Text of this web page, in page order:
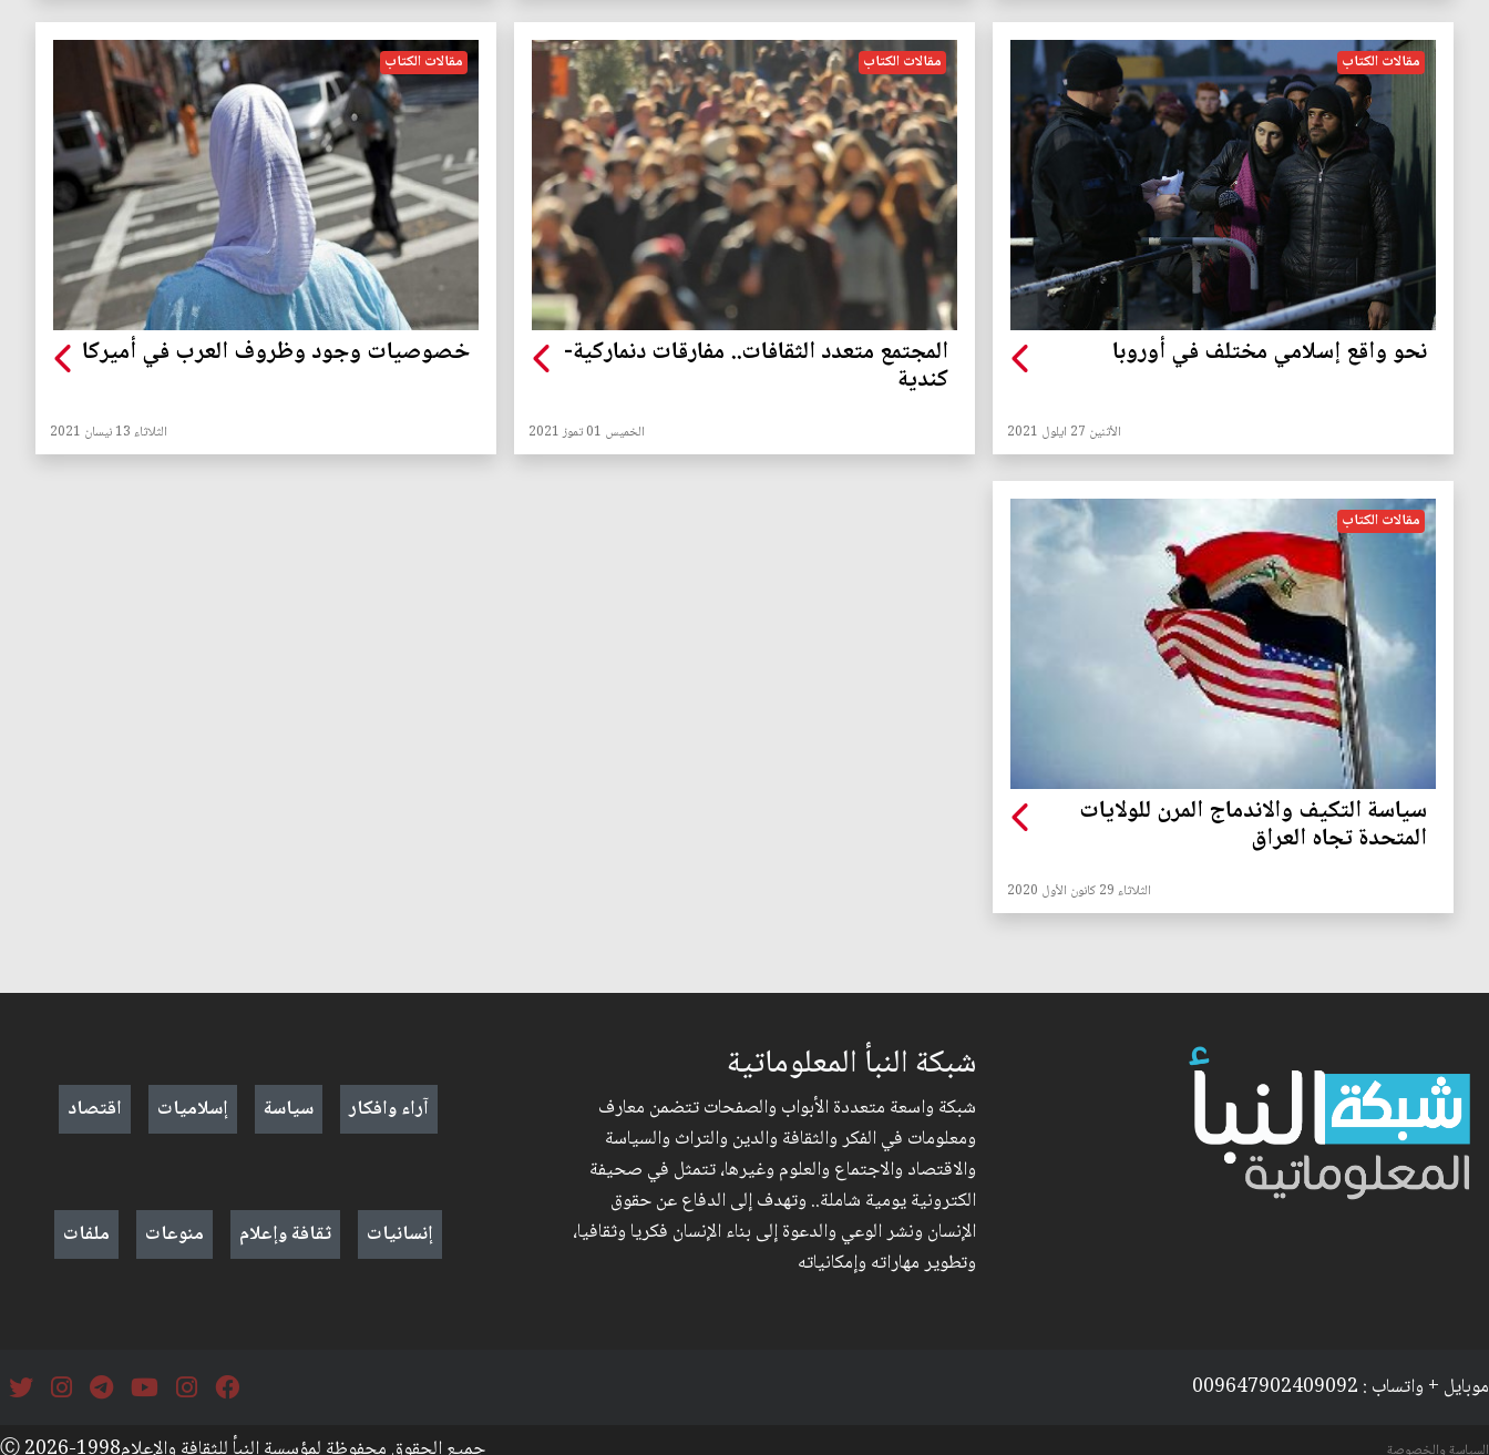
مقالات الكتاب
نحو واقع إسلامي مختلف في أوروبا
الأثنين 27 ايلول 2021
مقالات الكتاب
المجتمع متعدد الثقافات.. مفارقات دنماركية-
كندية
الخميس 01 تموز 2021
مقالات الكتاب
خصوصيات وجود وظروف العرب في أميركا
الثلاثاء 13 نيسان 2021
مقالات الكتاب
سياسة التكيف والاندماج المرن للولايات
المتحدة تجاه العراق
الثلاثاء 29 كانون الأول 2020
شبكة النبأ المعلوماتية
شبكة واسعة متعددة الأبواب والصفحات تتضمن معارف
ومعلومات في الفكر والثقافة والدين والتراث والسياسة
والاقتصاد والاجتماع والعلوم وغيرها، تتمثل في صحيفة
الكترونية يومية شاملة.. وتهدف إلى الدفاع عن حقوق
الإنسان ونشر الوعي والدعوة إلى بناء الإنسان فكريا وثقافيا،
وتطوير مهاراته وإمكانياته
آراء وافكار سياسة إسلاميات اقتصاد
إنسانيات ثقافة وإعلام منوعات ملفات
موبايل + واتساب : 009647902409092